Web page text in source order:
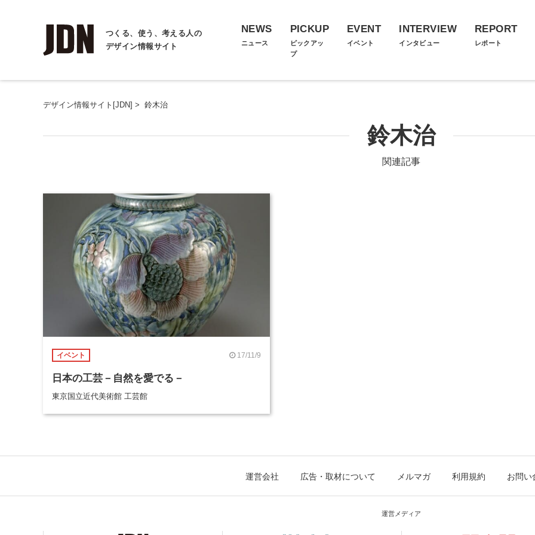
つくる、使う、考える人の
デザイン情報サイト
NEWS
ニュース
PICKUP
ピックアッ
プ
EVENT
イベント
INTERVIEW
インタビュー
REPORT
レポート
デザイン情報サイト[JDN] > 鈴木治
鈴木治
関連記事
イベント 17/11/9
日本の工芸－自然を愛でる－
東京国立近代美術館 工芸館
運営会社 広告・取材について メルマガ 利用規約 お問い
運営メディア